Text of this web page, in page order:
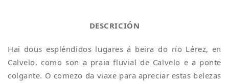
DESCRICIÓN
Hai dous espléndidos lugares á beira do río Lérez, en
Calvelo, como son a praia fluvial de Calvelo e a ponte
colgante. O comezo da viaxe para apreciar estas belezas